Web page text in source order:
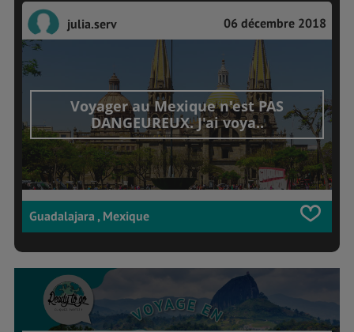
julia.serv 06 décembre 2018
Voyager au Mexique n'est PAS
DANGEUREUX. J'ai voya..
Guadalajara , Mexique